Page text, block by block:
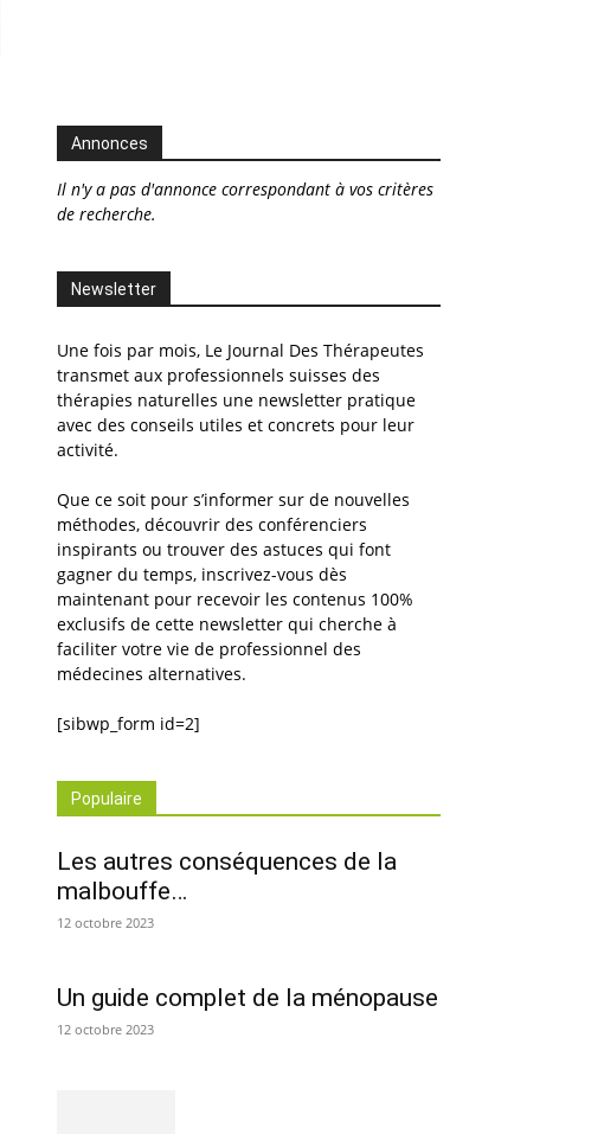
Annonces
Il n'y a pas d'annonce correspondant à vos critères
de recherche.
Newsletter
Une fois par mois, Le Journal Des Thérapeutes
transmet aux professionnels suisses des
thérapies naturelles une newsletter pratique
avec des conseils utiles et concrets pour leur
activité.
Que ce soit pour s’informer sur de nouvelles
méthodes, découvrir des conférenciers
inspirants ou trouver des astuces qui font
gagner du temps, inscrivez-vous dès
maintenant pour recevoir les contenus 100%
exclusifs de cette newsletter qui cherche à
faciliter votre vie de professionnel des
médecines alternatives.
[sibwp_form id=2]
Populaire
Les autres conséquences de la
malbouffe…
12 octobre 2023
Un guide complet de la ménopause
12 octobre 2023